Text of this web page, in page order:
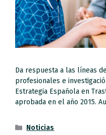
Da respuesta a las líneas
profesionales e
Estrategia Española en
aprobada en el año 2015.
Noticias